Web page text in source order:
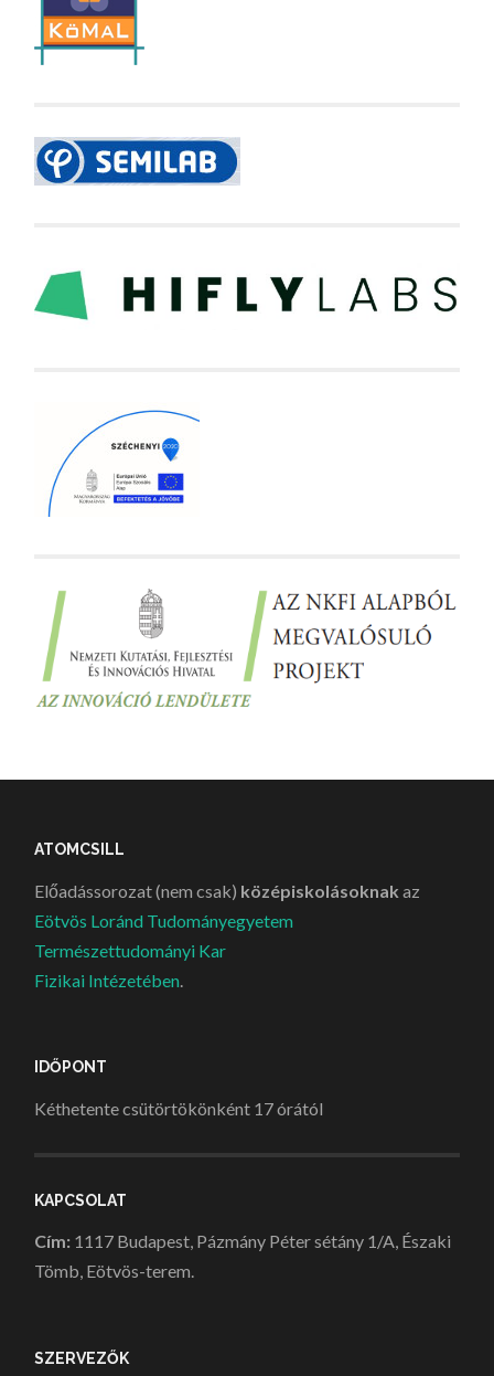
ATOMCSILL
Előadássorozat (nem csak) középiskolásoknak az
Eötvös Loránd Tudományegyetem
Természettudományi Kar
Fizikai Intézetében.
IDŐPONT
Kéthetente csütörtökönként 17 órától
KAPCSOLAT
Cím: 1117 Budapest, Pázmány Péter sétány 1/A, Északi
Tömb, Eötvös-terem.
SZERVEZŐK